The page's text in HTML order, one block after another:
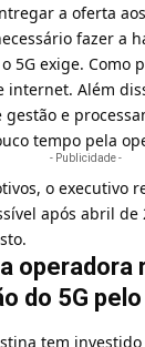
a oferta
fazer a
5G exige. Como
internet. Além
e
tempo pela
- Publicidade -
o executivo
após abril de
operadora
do 5G
tem